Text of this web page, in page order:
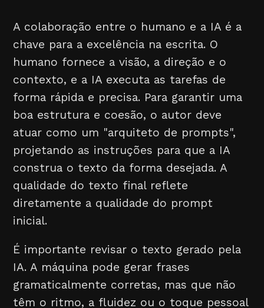
A colaboração entre o humano e a IA é a
chave para a excelência na escrita. O
humano fornece a visão, a direção e o
contexto, e a IA executa as tarefas de
forma rápida e precisa. Para garantir uma
boa estrutura e coesão, o autor deve
atuar como um "arquiteto de prompts",
projetando as instruções para que a IA
construa o texto da forma desejada. A
qualidade do texto final reflete
diretamente a qualidade do prompt
inicial.
É importante revisar o texto gerado pela
IA. A máquina pode gerar frases
gramaticalmente corretas, mas que não
têm o ritmo, a fluidez ou o toque pessoal